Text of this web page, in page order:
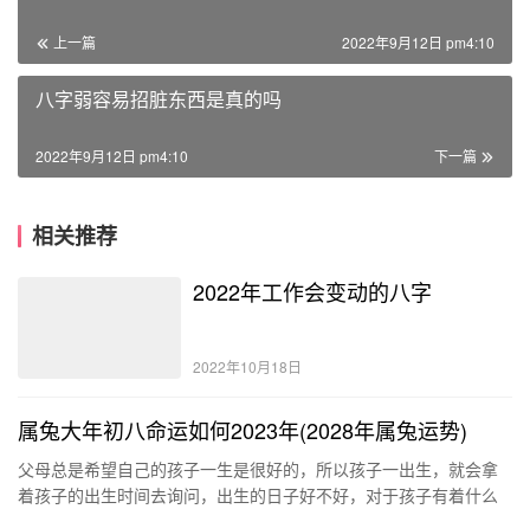
上一篇 2022年9月12日 pm4:10
八字弱容易招脏东西是真的吗
下一篇
2022年9月12日 pm4:10
相关推荐
2022年工作会变动的八字
2022年10月18日
属兔大年初八命运如何2023年(2028年属兔运势)
父母总是希望自己的孩子一生是很好的，所以孩子一出生，就会拿
着孩子的出生时间去询问，出生的日子好不好，对于孩子有着什么